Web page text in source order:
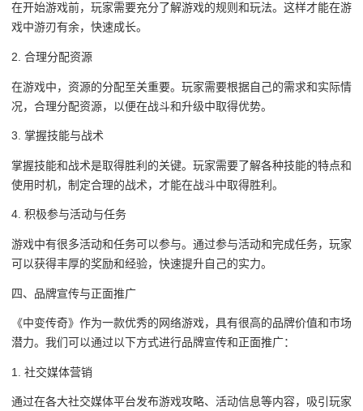
在开始游戏前，玩家需要充分了解游戏的规则和玩法。这样才能在游
戏中游刃有余，快速成长。
2. 合理分配资源
在游戏中，资源的分配至关重要。玩家需要根据自己的需求和实际情
况，合理分配资源，以便在战斗和升级中取得优势。
3. 掌握技能与战术
掌握技能和战术是取得胜利的关键。玩家需要了解各种技能的特点和
使用时机，制定合理的战术，才能在战斗中取得胜利。
4. 积极参与活动与任务
游戏中有很多活动和任务可以参与。通过参与活动和完成任务，玩家
可以获得丰厚的奖励和经验，快速提升自己的实力。
四、品牌宣传与正面推广
《中变传奇》作为一款优秀的网络游戏，具有很高的品牌价值和市场
潜力。我们可以通过以下方式进行品牌宣传和正面推广：
1. 社交媒体营销
通过在各大社交媒体平台发布游戏攻略、活动信息等内容，吸引玩家